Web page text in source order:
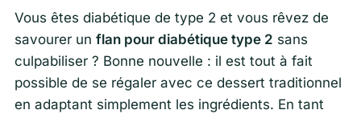
Vous êtes diabétique de type 2 et vous rêvez de
savourer un flan pour diabétique type 2 sans
culpabiliser ? Bonne nouvelle : il est tout à fait
possible de se régaler avec ce dessert traditionnel
en adaptant simplement les ingrédients. En tant